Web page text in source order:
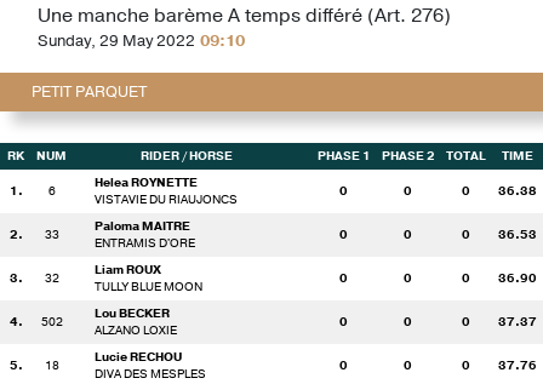
Une manche barème A temps différé (Art. 276)
Sunday, 29 May 2022 09:10
PETIT PARQUET
RK NUM RIDER / HORSE PHASE 1 PHASE 2 TOTAL TIME
1. 6
Helea ROYNETTE
VISTAVIE DU RIAUJONCS
0 0 0 36.38
2. 33
Paloma MAITRE
ENTRAMIS D'ORE
0 0 0 36.53
3. 32
Liam ROUX
TULLY BLUE MOON
0 0 0 36.90
4. 502
Lou BECKER
ALZANO LOXIE
0 0 0 37.37
5. 18
Lucie RECHOU
DIVA DES MESPLES
0 0 0 37.76